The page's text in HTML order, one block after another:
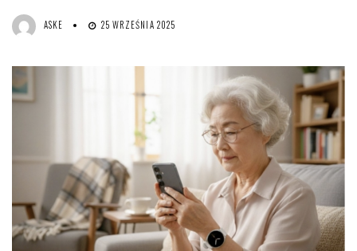
ASKE 25 WRZEŚNIA 2025